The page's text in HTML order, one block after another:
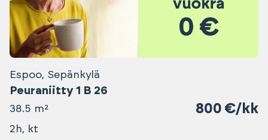
Espoo, Sepänkylä
Peuraniitty 1 B 26
38.5 m² 800 €/kk
2h, kt